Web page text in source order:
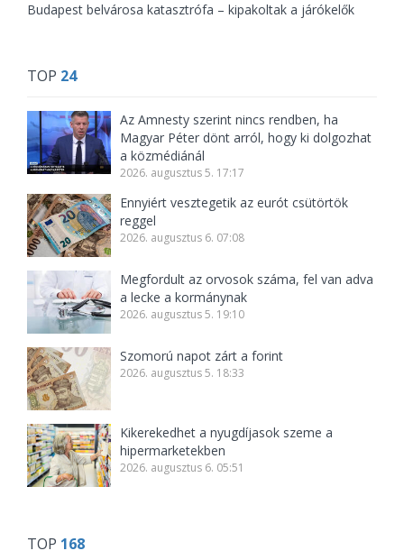
Budapest belvárosa katasztrófa – kipakoltak a járókelők
TOP 24
Az Amnesty szerint nincs rendben, ha
Magyar Péter dönt arról, hogy ki dolgozhat
a közmédiánál
2026. augusztus 5. 17:17
Ennyiért vesztegetik az eurót csütörtök
reggel
2026. augusztus 6. 07:08
Megfordult az orvosok száma, fel van adva
a lecke a kormánynak
2026. augusztus 5. 19:10
Szomorú napot zárt a forint
2026. augusztus 5. 18:33
Kikerekedhet a nyugdíjasok szeme a
hipermarketekben
2026. augusztus 6. 05:51
TOP 168